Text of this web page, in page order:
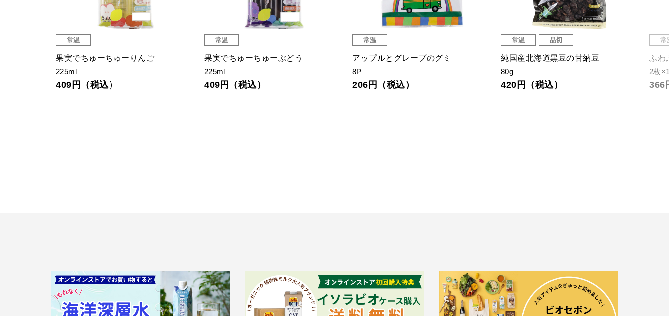
常温
果実でちゅーちゅーりんご
225ml
409円（税込）
常温
果実でちゅーちゅーぶどう
225ml
409円（税込）
常温
アップルとグレープのグミ
8P
206円（税込）
常温 品切
純国産北海道黒豆の甘納豆
80g
420円（税込）
常
ふわ
2枚
366